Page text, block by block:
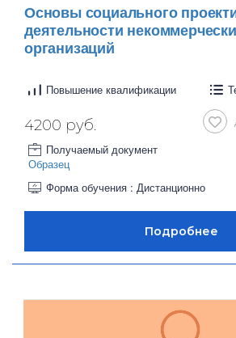
Основы социального
деятельности
организаций
Повышение квалификации
4200 руб.
Получаемый документ
Образец
Форма обучения : Дистанционно